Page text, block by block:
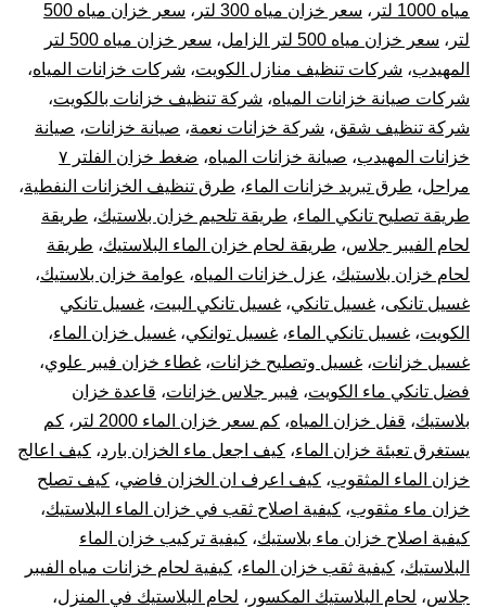
مياه 1000 لتر
، سعر خزان مياه 300 لتر ،
سعر خزان مياه 500
لتر ، سعر خزان مياه 500 لتر الزامل ،
سعر خزان مياه 500 لتر
المهيدب، شركات تنظيف منازل الكويت، شركات خزانات المياه،
شركات صيانة خزانات المياه، شركة تنظيف خزانات بالكويت،
شركة تنظيف شقق، شركة خزانات نعمة، صيانة خزانات، صيانة
خزانات المهيدب، صيانة خزانات المياه،
ضغط خزان الفلتر ٧
مراحل، طرق تبريد خزانات الماء، طرق تنظيف الخزانات النفطية،
طريقة تصليح تانكي الماء، طريقة تلحيم خزان بلاستيك، طريقة
لحام الفيبر جلاس، طريقة لحام خزان الماء البلاستيك، طريقة
لحام خزان بلاستيك، عزل خزانات المياه، عوامة خزان بلاستيك،
غسيل تانكى، غسيل تانكي، غسيل تانكي البيت، غسيل تانكي
الكويت، غسيل تانكي الماء، غسيل توانكي، غسيل خزان الماء،
غسيل خزانات، غسيل وتصليح خزانات، غطاء خزان فيبر علوي،
فضل تانكي ماء الكويت، فيبر جلاس خزانات، قاعدة خزان
بلاستيك، قفل خزان المياه، كم سعر خزان الماء 2000 لتر ، كم
يستغرق تعبئة خزان الماء، كيف اجعل ماء الخزان بارد، كيف اعالج
خزان الماء المثقوب، كيف اعرف ان الخزان فاضي، كيف تصلح
خزان ماء مثقوب، كيفية اصلاح ثقب في خزان الماء البلاستيك،
كيفية اصلاح خزان ماء بلاستيك، كيفية تركيب خزان الماء
البلاستيك، كيفية ثقب خزان الماء، كيفية لحام خزانات مياه الفيبر
جلاس، لحام البلاستيك المكسور ، لحام البلاستيك في المنزل،